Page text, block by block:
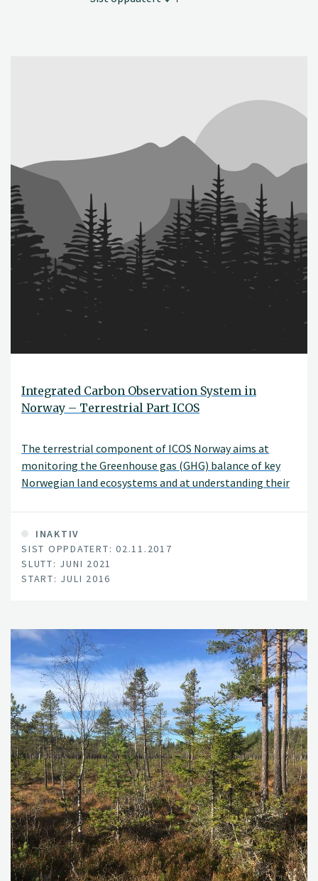
Integrated Carbon Observation System in
Norway – Terrestrial Part ICOS
The terrestrial component of ICOS Norway aims at
monitoring the Greenhouse gas (GHG) balance of key
Norwegian land ecosystems and at understanding their
events. In this first phase, we concentrate our efforts on
forest ecosystems The terrestrial component is
represented by a planned class 2 station located in
Southeast Norway in the community of Hurdal, Akershus
county.
INAKTIV
SIST OPPDATERT: 02.11.2017
SLUTT: JUNI 2021
START: JULI 2016